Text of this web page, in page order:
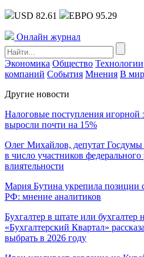
USD 82.61 ЕВРО 95.29
Онлайн журнал
Экономика Общество Технологии
компаний События Мнения В
Другие новости
Налоговые поступления игорной
выросли почти на 15%
Олег Михайлов, депутат
в число участников
влиятельности
Мария Бутина укрепила позиции
РФ: мнение аналитиков
Бухгалтер в штате или бухгалтер
«Бухгалтерский Квартал»
выбрать в 2026 году